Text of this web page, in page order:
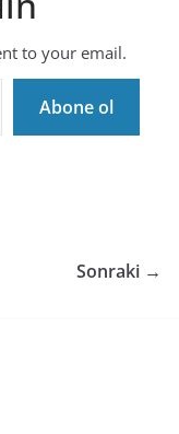
to your email.
Abone ol
Sonraki →